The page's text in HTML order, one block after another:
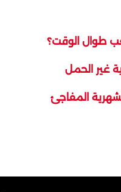
طوال الوقت؟
غير الحمل
المفاجئ